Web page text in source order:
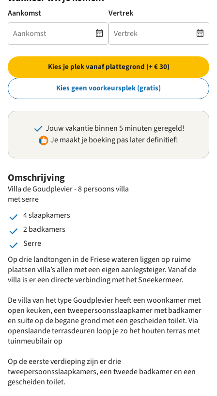
Omschrijving
Villa de Goudplevier - 8 persoons villa
met serre
4 slaapkamers
2 badkamers
Serre
Op drie landtongen in de Friese wateren liggen op ruime
plaatsen villa’s allen met een eigen aanlegsteiger. Vanaf de
villa is er een directe verbinding met het Sneekermeer.
De villa van het type Goudplevier heeft een woonkamer met
open keuken, een tweepersoonsslaapkamer met badkamer
en suite op de begane grond met een gescheiden toilet. Via
openslaande terrasdeuren loop je zo het houten terras met
tuinmeubilair op
Op de eerste verdieping zijn er drie
tweepersoonsslaapkamers, een tweede badkamer en een
gescheiden toilet.
Aankomst Vertrek
Kies je plek vanaf plattegrond (+ € 30)
Kies geen voorkeursplek (gratis)
Jouw vakantie binnen 5 minuten geregeld!
Je maakt je boeking pas later definitief!